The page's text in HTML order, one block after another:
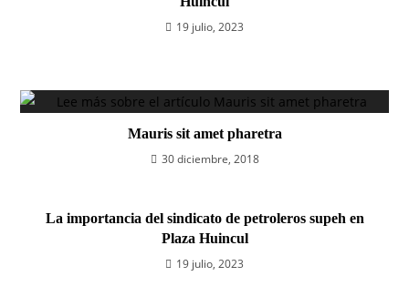
19 julio, 2023
Mauris sit amet pharetra
30 diciembre, 2018
La importancia del sindicato de petroleros supeh en
Plaza Huincul
19 julio, 2023